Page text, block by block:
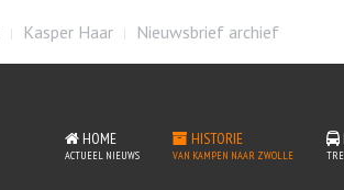
Kasper Haar Nieuwsbrief archief
HOME
ACTUEEL NIEUWS
HISTORIE
VAN KAMPEN NAAR ZWOLLE